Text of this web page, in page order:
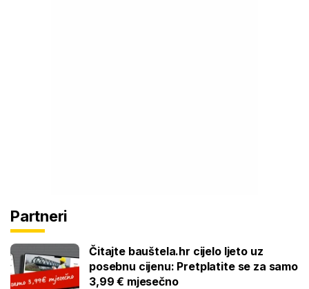
Partneri
Čitajte bauštela.hr cijelo ljeto uz
posebnu cijenu: Pretplatite se za samo
3,99 € mjesečno